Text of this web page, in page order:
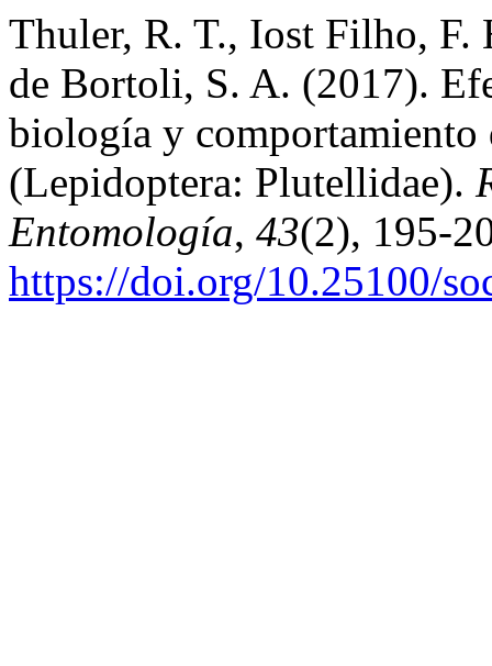
Thuler, R. T., Iost Filho,
de Bortoli, S. A. (2017).
biología y
(Lepidoptera: Plutellidae).
Entomología, 43(2), 195-
https://doi.org/10.25100/